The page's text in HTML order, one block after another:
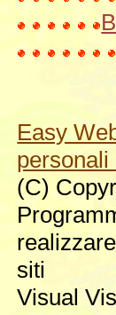
Easy
personali
(C)
siti
Visual